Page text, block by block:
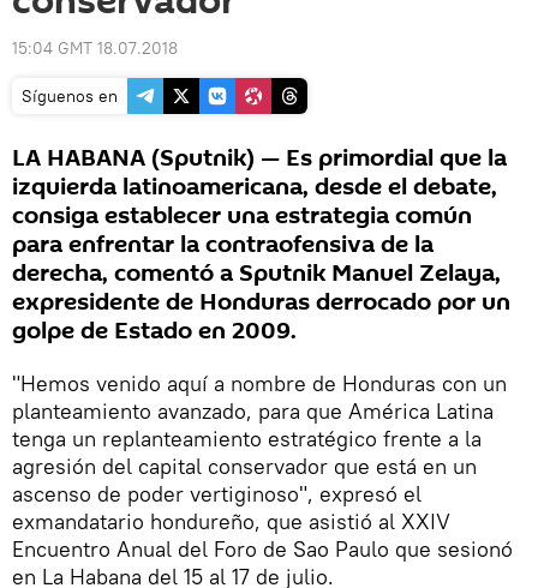
15:04 GMT 18.07.2018
Síguenos en
LA HABANA (Sputnik) — Es primordial que la
izquierda latinoamericana, desde el debate,
consiga establecer una estrategia común
para enfrentar la contraofensiva de la
derecha, comentó a Sputnik Manuel Zelaya,
expresidente de Honduras derrocado por un
golpe de Estado en 2009.
"Hemos venido aquí a nombre de Honduras con un
planteamiento avanzado, para que América Latina
tenga un replanteamiento estratégico frente a la
agresión del capital conservador que está en un
ascenso de poder vertiginoso", expresó el
exmandatario hondureño, que asistió al XXIV
Encuentro Anual del Foro de Sao Paulo que sesionó
en La Habana del 15 al 17 de julio.